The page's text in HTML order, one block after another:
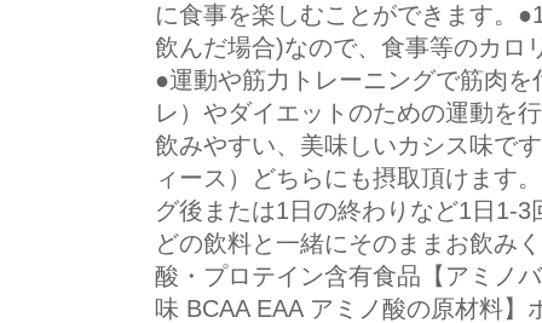
に食事を楽しむことができます。
飲んだ場合)なので、食事等のカロ
●運動や筋力トレーニングで筋肉
レ）やダイエットのための運動を
飲みやすい、美味しいカシス味で
ィース）どちらにも摂取頂けます
グ後または1日の終わりなど1日1-
どの飲料と一緒にそのままお飲み
酸・プロテイン含有食品【アミノ
味 BCAA EAA アミノ酸の原材料